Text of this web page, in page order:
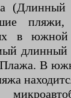
в южной
В